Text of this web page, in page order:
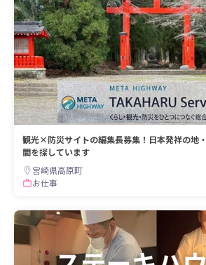
観光×防災サイトの編集長募集！日本発祥の地
間を探しています
宮崎県高原町
お仕事